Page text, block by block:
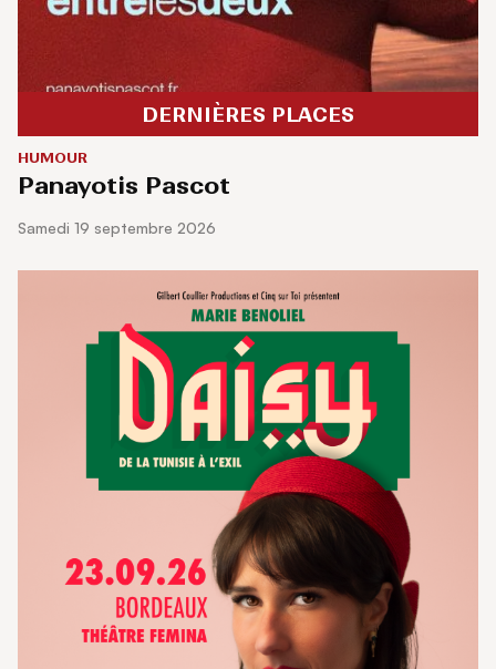
DERNIÈRES PLACES
HUMOUR
Panayotis Pascot
samedi 19 septembre 2026